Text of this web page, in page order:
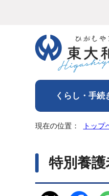
くらし・手続
現在の位置： トップ
特別養